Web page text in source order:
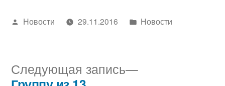
Написано
Новости 29.11.2016
Написано
Новости
Следующая запись
Следующая